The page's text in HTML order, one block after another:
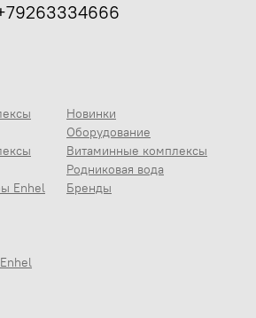
Enhel
Новинки
Оборудование
Витаминные комплексы
Родниковая вода
Бренды